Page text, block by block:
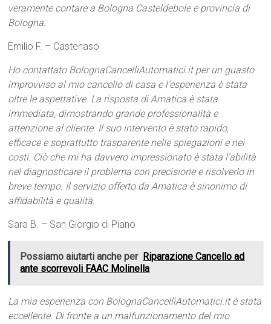
veramente contare a Bologna Casteldebole e provincia di
Bologna.
Emilio F. – Castenaso
Ho contattato BolognaCancelliAutomatici.it per un guasto
improvviso al mio cancello di casa e l’esperienza è stata
oltre le aspettative. La risposta di Amatica è stata
immediata, dimostrando grande professionalità e
attenzione al cliente. Il suo intervento è stato rapido,
efficace e soprattutto trasparente nelle spiegazioni e nei
costi. Ciò che mi ha davvero impressionato è stata l’abilità
nel diagnosticare il problema con precisione e risolverlo in
breve tempo. Il servizio offerto da Amatica è sinonimo di
affidabilità e qualità.
Sara B. – San Giorgio di Piano
Possiamo aiutarti anche per Riparazione Cancello ad
ante scorrevoli FAAC Molinella
La mia esperienza con BolognaCancelliAutomatici.it è stata
eccellente. Di fronte a un malfunzionamento del mio